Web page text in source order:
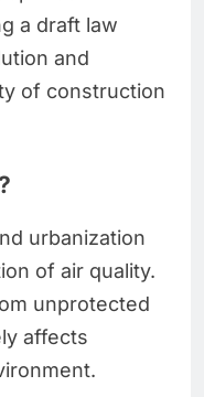
a draft law
and
of construction
urbanization
of air quality.
unprotected
affects